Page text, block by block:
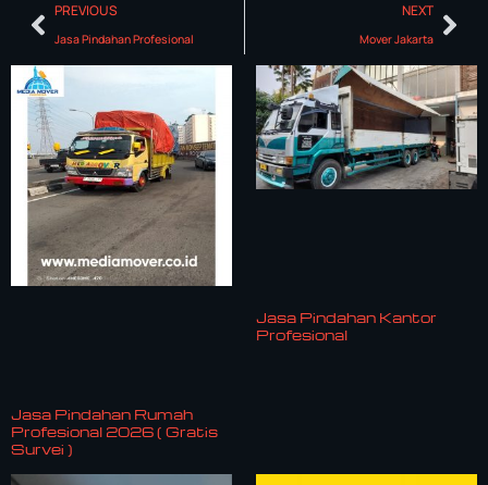
PREVIOUS
Jasa Pindahan Profesional
NEXT
Mover Jakarta
Jasa Pindahan Rumah
Profesional 2026 ( Gratis
Survei )
Jasa Pindahan Kantor
Profesional